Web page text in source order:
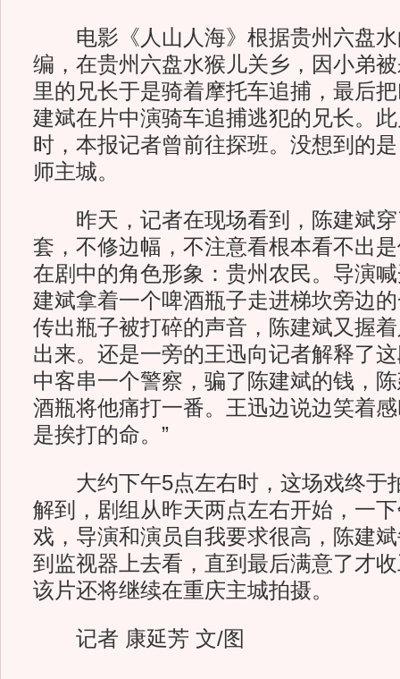
电影《人山人海》根据贵州六盘水
编，在贵州六盘水猴儿关乡，因小弟
里的兄长于是骑着摩托车追捕，最后
建斌在片中演骑车追捕逃犯的兄长。
时，本报记者曾前往探班。没想到的
师主城。
昨天，记者在现场看到，陈建斌穿
套，不修边幅，不注意看根本看不出
在剧中的角色形象：贵州农民。导演
建斌拿着一个啤酒瓶子走进梯坎旁边
传出瓶子被打碎的声音，陈建斌又握
出来。还是一旁的王迅向记者解释了
中客串一个警察，骗了陈建斌的钱，
酒瓶将他痛打一番。王迅边说边笑着
是挨打的命。”
大约下午5点左右时，这场戏终于
解到，剧组从昨天两点左右开始，一
戏，导演和演员自我要求很高，陈建
到监视器上去看，直到最后满意了才
该片还将继续在重庆主城拍摄。
记者 康延芳 文/图